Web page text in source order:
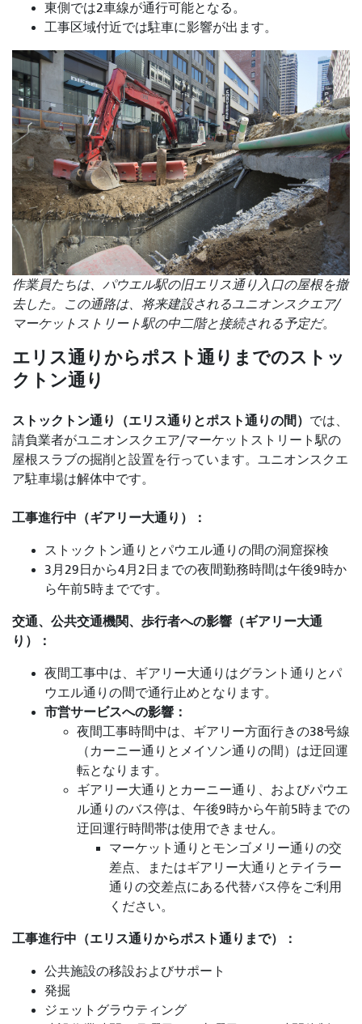
東側では2車線が通行可能となる。
工事区域付近では駐車に影響が出ます。
作業員たちは、パウ​​エル駅の旧エリス通り入口の屋根を撤
去した。この通路は、将来建設されるユニオンスクエア/
マーケットストリート駅の中二階と接続される予定だ。
エリス通りからポスト通りまでのストッ
クトン通り
ストックトン通り（エリス通りとポスト通りの間） では、
請負業者がユニオンスクエア/マーケットストリート駅の
屋根スラブの掘削と設置を行っています。ユニオンスクエ
ア駐車場は解体中です。
工事進行中（ギアリー大通り）：
ストックトン通りとパウエル通りの間の洞窟探検
3月29日から4月2日までの夜間勤務時間は午後9時か
ら午前5時までです。
交通、公共交通機関、歩行者への影響（ギアリー大通
り）：
夜間工事中は、ギアリー大通りはグラント通りとパ
ウエル通りの間で通行止めとなります。
市営サービスへの影響：
夜間工事時間中は、ギアリー方面行きの38号線
（カーニー通りとメイソン通りの間）は迂回運
転となります。
ギアリー大通りとカーニー通り、およびパウエ
ル通りのバス停は、午後9時から午前5時までの
迂回運行時間帯は使用できません。
マーケット通りとモンゴメリー通りの交
差点、またはギアリー大通りとテイラー
通りの交差点にある代替バス停をご利用
ください。
工事進行中（エリス通りからポスト通りまで）：
公共施設の移設およびサポート
発掘
ジェットグラウティング